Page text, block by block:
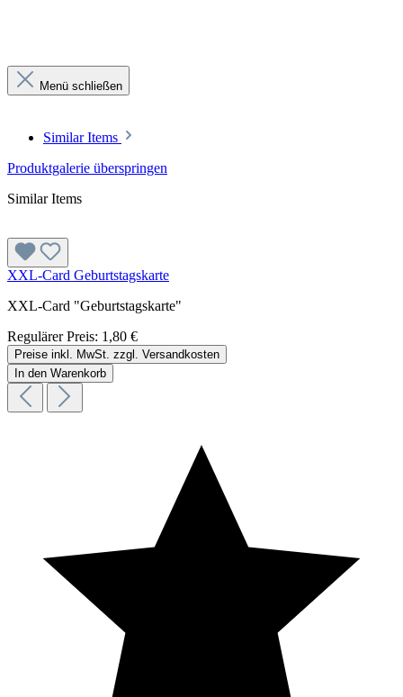
Menü schließen
Similar Items
Produktgalerie überspringen
Similar Items
XXL-Card Geburtstagskarte
XXL-Card "Geburtstagskarte"
Regulärer Preis: 1,80 €
Preise inkl. MwSt. zzgl. Versandkosten
In den Warenkorb